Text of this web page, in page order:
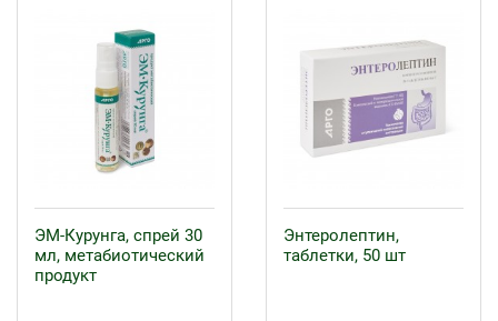
ЭМ-Курунга, спрей 30
мл, метабиотический
продукт
Энтеролептин,
таблетки, 50 шт